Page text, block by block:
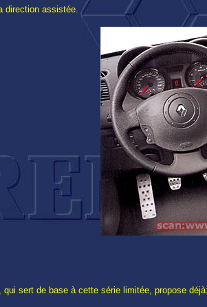
direction assistée.
qui sert de base à cette série limitée, propose